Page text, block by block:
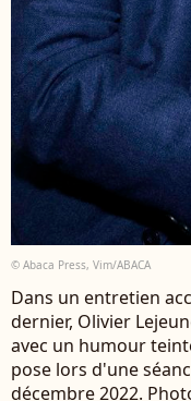
© Abaca Press, Vim/ABACA
Dans un entretien
dernier, Olivier
avec un humour
pose lors d'une
décembre 2022.